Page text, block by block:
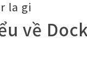
về